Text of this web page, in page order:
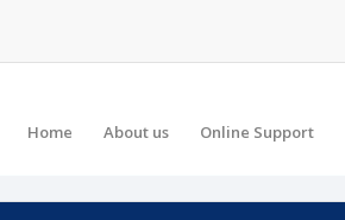
Home About us Online Support